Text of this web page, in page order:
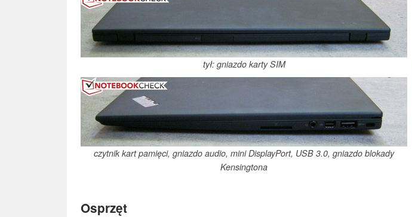
tył: gniazdo karty SIM
czytnik kart pamięci, gniazdo audio, mini DisplayPort, USB 3.0, gniazdo blokady
Kensingtona
Osprzęt